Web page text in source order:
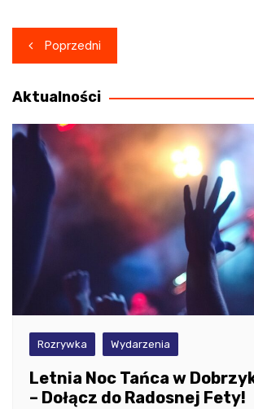
Nawigacja
wpisu
Poprzedni
Aktualności
Rozrywka Wydarzenia
Letnia Noc Tańca w
– Dołącz do Radosnej Fety!